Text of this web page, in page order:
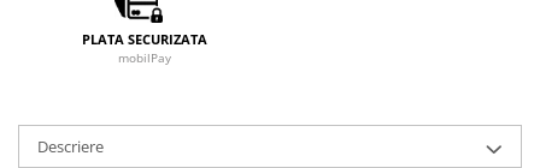
PLATA SECURIZATA
mobilPay
Descriere